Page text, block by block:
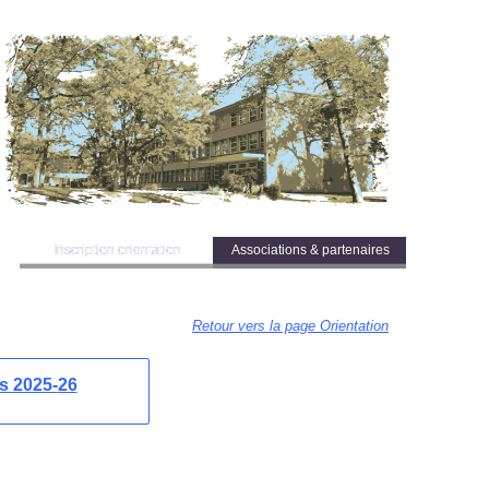
Inscription orientation Associations & partenaires
Inscription orientation Associations & partenaires
Retour vers la page Orientation
2025-26